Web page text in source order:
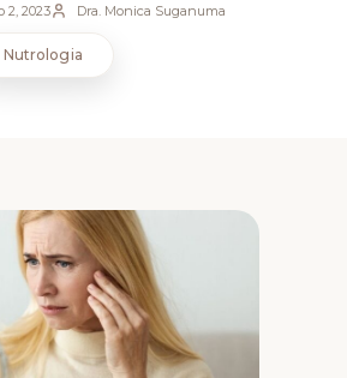
2, 2023 Dra. Monica Suganuma
Nutrologia